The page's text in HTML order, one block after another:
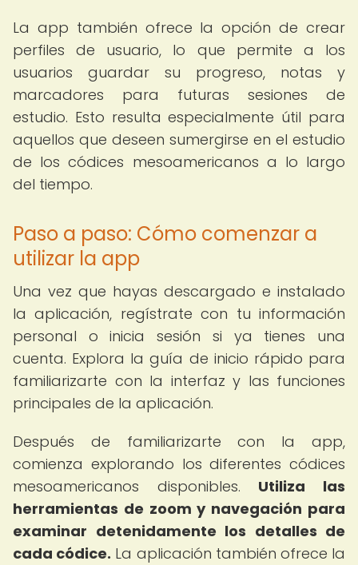
La app también ofrece la opción de crear
perfiles de usuario, lo que permite a los
usuarios guardar su progreso, notas y
marcadores para futuras sesiones de
estudio. Esto resulta especialmente útil para
aquellos que deseen sumergirse en el estudio
de los códices mesoamericanos a lo largo
del tiempo.
Paso a paso: Cómo comenzar a
utilizar la app
Una vez que hayas descargado e instalado
la aplicación, regístrate con tu información
personal o inicia sesión si ya tienes una
cuenta. Explora la guía de inicio rápido para
familiarizarte con la interfaz y las funciones
principales de la aplicación.
Después de familiarizarte con la app,
comienza explorando los diferentes códices
mesoamericanos disponibles. Utiliza las
herramientas de zoom y navegación para
examinar detenidamente los detalles de
cada códice. La aplicación también ofrece la